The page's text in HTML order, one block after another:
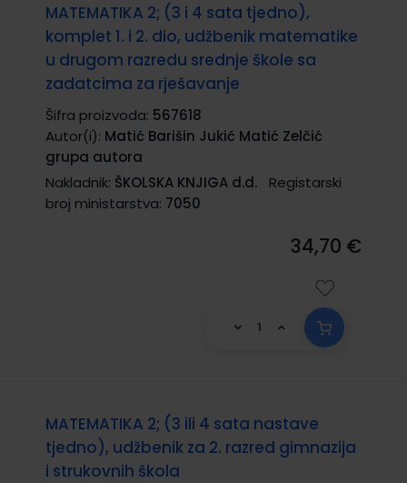
MATEMATIKA 2; (3 i 4 sata tjedno),
komplet 1. i 2. dio, udžbenik matematike
u drugom razredu srednje škole sa
zadatcima za rješavanje
Šifra proizvoda: 567618
Autor(i): Matić Barišin Jukić Matić Zelčić
grupa autora
Nakladnik: ŠKOLSKA KNJIGA d.d.
Registarski
broj ministarstva: 7050
34,70 €
MATEMATIKA 2; (3 ili 4 sata nastave
tjedno), udžbenik za 2. razred gimnazija
i strukovnih škola